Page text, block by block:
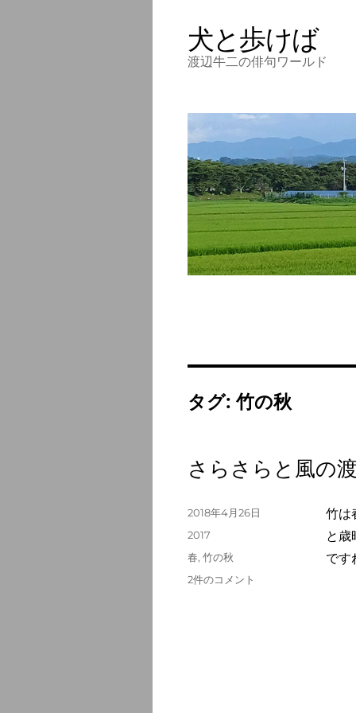
犬と歩けば
渡辺牛二の俳句ワールド
タグ: 竹の秋
さらさらと風の
竹は
と歳
です
投
2018年4月26日
カ
テ
リ
2017
タ
グ
春, 竹の秋
さ
2件のコメント